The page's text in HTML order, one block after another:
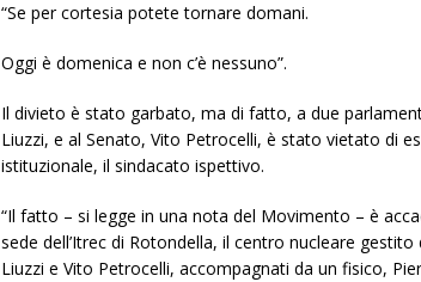
“Se per cortesia potete tornare domani.
Oggi è domenica e non c’è nessuno”.
Il divieto è stato garbato, ma di fatto, a due
Liuzzi, e al Senato, Vito Petrocelli, è stato vietato di
istituzionale, il sindacato ispettivo.
“Il fatto – si legge in una nota del Movimento – è
sede dell’Itrec di Rotondella, il centro nucleare
Liuzzi e Vito Petrocelli, accompagnati da un fisico,